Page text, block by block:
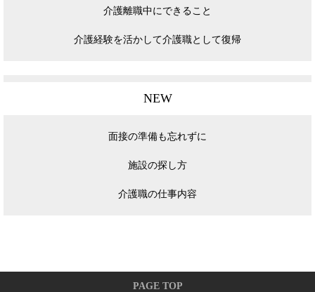
介護離職中にできること
介護経験を活かして介護職として復帰
NEW
面接の準備も忘れずに
施設の探し方
介護職の仕事内容
PAGE TOP